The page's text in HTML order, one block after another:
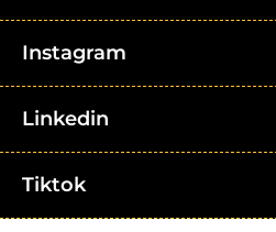
Instagram
Linkedin
Tiktok